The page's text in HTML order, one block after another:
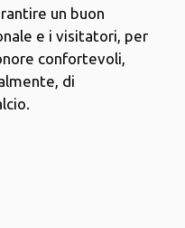
un buon
e i visitatori, per
confortevoli,
di